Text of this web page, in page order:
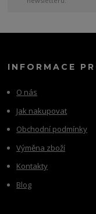
INFORMACE
O nás
Jak nakupovat
Obchodní podmínky
Výměna zboží
Kontakty
Blog